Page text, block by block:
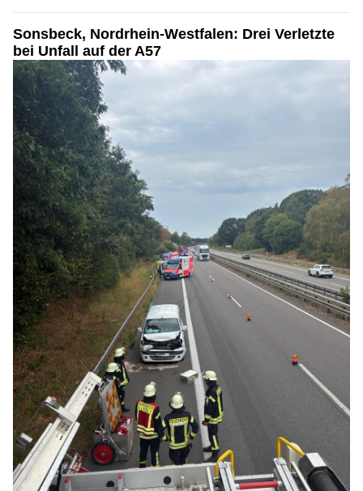
Sonsbeck, Nordrhein-Westfalen: Drei Verletzte
bei Unfall auf der A57